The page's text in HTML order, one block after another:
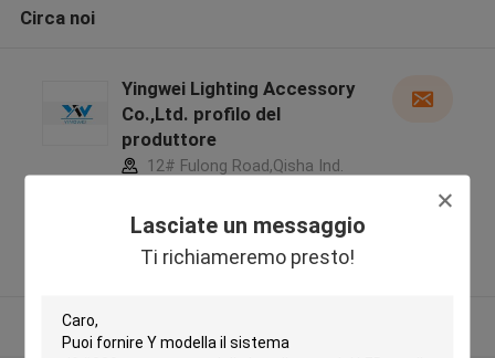
Lasciate un messaggio
Ti richiameremo presto!
Circa noi
Yingwei Lighting Accessory
Co.,Ltd. profilo del
produttore
12# Fulong Road,Qisha Ind.
Guangdong, China ,La CINA
Fornitore verificato